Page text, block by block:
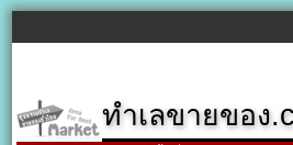
ทำเลขายของ